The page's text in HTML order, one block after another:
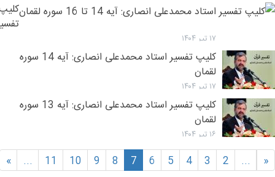
کلیپ
۱۷ تیر ۱۴۰۴
کلیپ تفسیر استاد محمدعلی انصاری: آیه 14 سوره
لقمان
۱۷ تیر ۱۴۰۴
کلیپ تفسیر استاد محمدعلی انصاری: آیه 13 سوره
لقمان
۱۶ تیر ۱۴۰۴
«
...
2
3
4
5
6
7
8
9
10
11
...
»